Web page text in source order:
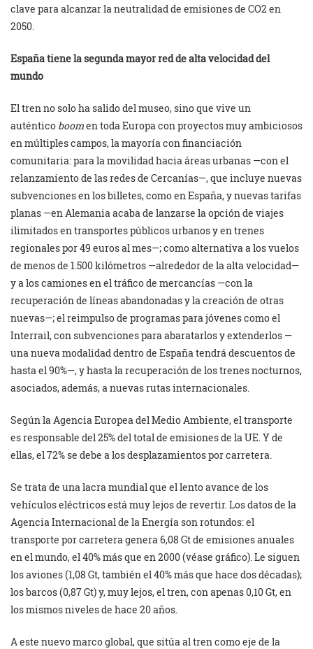
clave para alcanzar la neutralidad de emisiones de CO2 en
2050.
España tiene la segunda mayor red de alta velocidad del
mundo
El tren no solo ha salido del museo, sino que vive un
auténtico boomen toda Europa con proyectos muy ambiciosos
en múltiples campos, la mayoría con financiación
comunitaria: para la movilidad hacia áreas urbanas —con el
relanzamiento de las redes de Cercanías—, que incluye nuevas
subvenciones en los billetes, como en España, y nuevas tarifas
planas —en Alemania acaba de lanzarse la opción de viajes
ilimitados en transportes públicos urbanos y en trenes
regionales por 49 euros al mes—; como alternativa a los vuelos
de menos de 1.500 kilómetros —alrededor de la alta velocidad—
y a los camiones en el tráfico de mercancías —con la
recuperación de líneas abandonadas y la creación de otras
nuevas—; el reimpulso de programas para jóvenes como el
Interrail, con subvenciones para abaratarlos y extenderlos —
una nueva modalidad dentro de España tendrá descuentos de
hasta el 90%—, y hasta la recuperación de los trenes nocturnos,
asociados, además, a nuevas rutas internacionales.
Según la Agencia Europea del Medio Ambiente, el transporte
es responsable del 25% del total de emisiones de la UE. Y de
ellas, el 72% se debe a los desplazamientos por carretera.
Se trata de una lacra mundial que el lento avance de los
vehículos eléctricos está muy lejos de revertir. Los datos de la
Agencia Internacional de la Energía son rotundos: el
transporte por carretera genera 6,08 Gt de emisiones anuales
en el mundo, el 40% más que en 2000 (véase gráfico). Le siguen
los aviones (1,08 Gt, también el 40% más que hace dos décadas);
los barcos (0,87 Gt) y, muy lejos, el tren, con apenas 0,10 Gt, en
los mismos niveles de hace 20 años.
A este nuevo marco global, que sitúa al tren como eje de la